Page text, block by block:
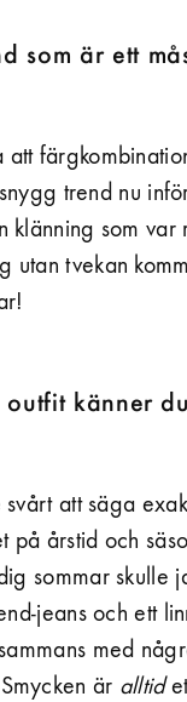
som är ett
trend nu
klänning som
utan tvekan
känner
att säga
på årstid och
sommar skulle
jeans och ett
med
är alltid